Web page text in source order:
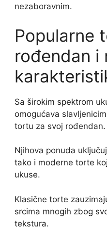
nezaboravnim.
Popularne
rođendan i
Sa širokim spektrom
omogućava
tortu za svoj rođendan.
Njihova ponuda
tako i moderne torte
ukuse.
Klasične torte
srcima mnogih zbog
tekstura.